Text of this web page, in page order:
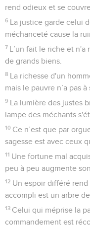
rend odieux et se
6 La justice garde celui
méchanceté cause la
7 L’un fait le riche et n'a
de grands biens.
8 La richesse d'un
mais le pauvre n’a pas à
9 La lumière des justes
lampe des méchants
10 Ce n’est que par
sagesse est avec ceux
11 Une fortune mal
peu à peu augmente
12 Un espoir différé
accompli est un arbre de
13 Celui qui méprise la
commandement est